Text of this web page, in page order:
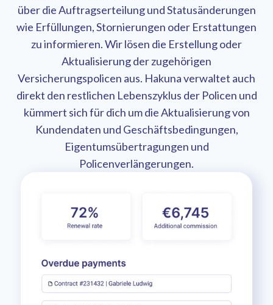
über die Auftragserteilung und Statusänderungen
wie Erfüllungen, Stornierungen oder Erstattungen
zu informieren. Wir lösen die Erstellung oder
Aktualisierung der zugehörigen
Versicherungspolicen aus. Hakuna verwaltet auch
direkt den restlichen Lebenszyklus der Policen und
kümmert sich für dich um die Aktualisierung von
Kundendaten und Geschäftsbedingungen,
Eigentumsübertragungen und
Policenverlängerungen.